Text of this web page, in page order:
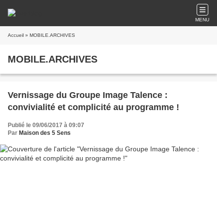
MENU
Accueil » MOBILE.ARCHIVES
MOBILE.ARCHIVES
Vernissage du Groupe Image Talence :
convivialité et complicité au programme !
Publié le 09/06/2017 à 09:07
Par Maison des 5 Sens